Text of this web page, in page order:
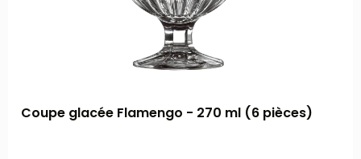
Coupe glacée Flamengo - 270 ml (6 pièces)